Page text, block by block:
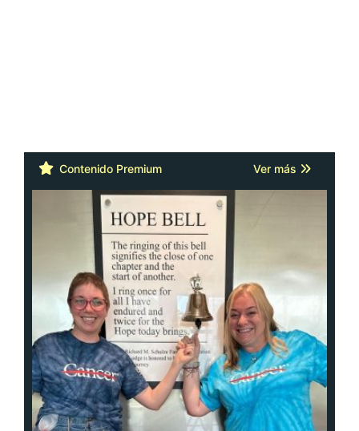
Contenido Premium Ver más